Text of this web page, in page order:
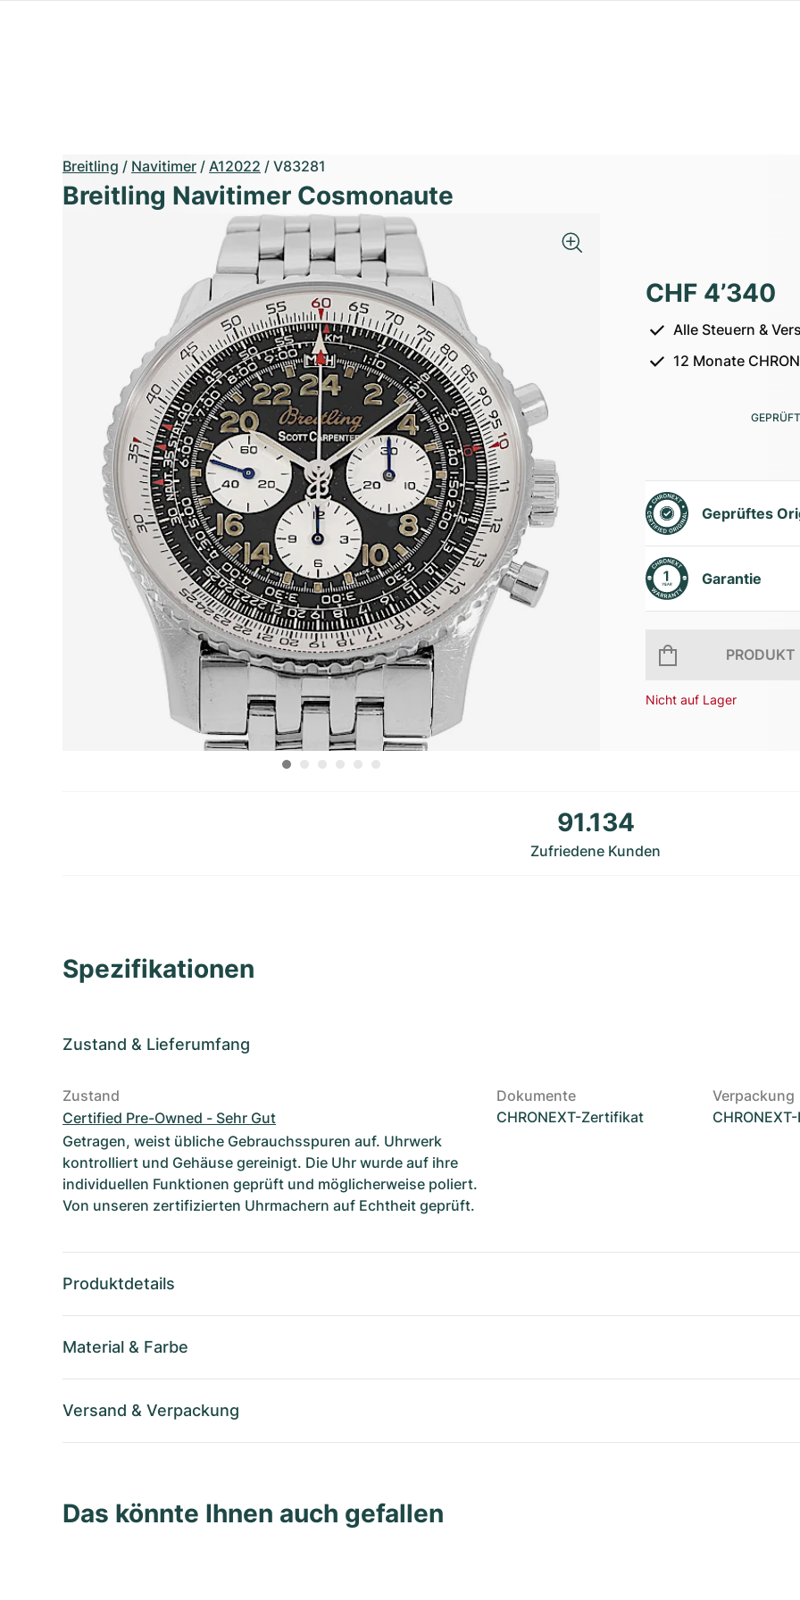
Breitling / Navitimer / A12022 / V83281
Breitling Navitimer Cosmonaute
CHF 4’340
Alle Steuern &
12 Monate
Geprüftes
Garantie
Nicht auf Lager
91.134
Zufriedene Kunden
Spezifikationen
Zustand & Lieferumfang
Zustand
Certified Pre-Owned - Sehr Gut
Getragen, weist übliche Gebrauchsspuren auf. Uhrwerk
kontrolliert und Gehäuse gereinigt. Die Uhr wurde auf ihre
individuellen Funktionen geprüft und möglicherweise poliert.
Von unseren zertifizierten Uhrmachern auf Echtheit geprüft.
Dokumente
CHRONEXT-Zertifikat
Verpackung
Produktdetails
Material & Farbe
Versand & Verpackung
Das könnte Ihnen auch gefallen